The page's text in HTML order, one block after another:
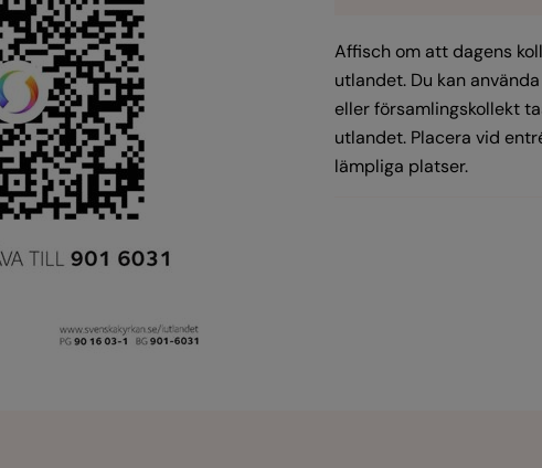
Affisch om att dagens
utlandet. Du kan
eller församlingskollekt
utlandet. Placera vid
lämpliga platser.